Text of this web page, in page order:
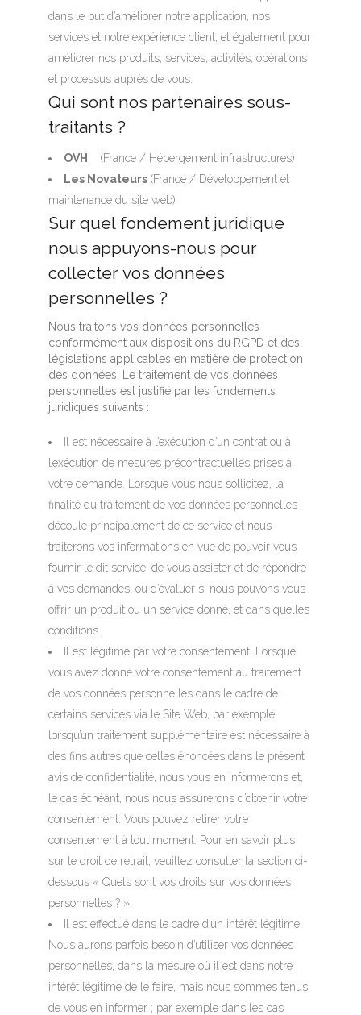
dans le but d’améliorer notre application, nos
services et notre expérience client, et également pour
améliorer nos produits, services, activités, opérations
et processus auprès de vous.
Qui sont nos partenaires sous-
traitants ?
OVH (France / Hébergement infrastructures)
Les Novateurs (France / Développement et
maintenance du site web)
Sur quel fondement juridique
nous appuyons-nous pour
collecter vos données
personnelles ?
Nous traitons vos données personnelles
conformément aux dispositions du RGPD et des
législations applicables en matière de protection
des données. Le traitement de vos données
personnelles est justifié par les fondements
juridiques suivants :
Il est nécessaire à l’exécution d’un contrat ou à
l’exécution de mesures précontractuelles prises à
votre demande. Lorsque vous nous sollicitez, la
finalité du traitement de vos données personnelles
découle principalement de ce service et nous
traiterons vos informations en vue de pouvoir vous
fournir le dit service, de vous assister et de répondre
à vos demandes, ou d’évaluer si nous pouvons vous
offrir un produit ou un service donné, et dans quelles
conditions.
Il est légitimé par votre consentement. Lorsque
vous avez donné votre consentement au traitement
de vos données personnelles dans le cadre de
certains services via le Site Web, par exemple
lorsqu’un traitement supplémentaire est nécessaire à
des fins autres que celles énoncées dans le présent
avis de confidentialité, nous vous en informerons et,
le cas échéant, nous nous assurerons d’obtenir votre
consentement. Vous pouvez retirer votre
consentement à tout moment. Pour en savoir plus
sur le droit de retrait, veuillez consulter la section ci-
dessous « Quels sont vos droits sur vos données
personnelles ? ».
Il est effectué dans le cadre d’un intérêt légitime.
Nous aurons parfois besoin d’utiliser vos données
personnelles, dans la mesure où il est dans notre
intérêt légitime de le faire, mais nous sommes tenus
de vous en informer ; par exemple dans les cas